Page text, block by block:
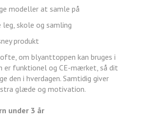
modeller at samle på
leg, skole og samling
produkt
om blyanttoppen kan bruges i
er funktionel og CE-mærket, så dit
den i hverdagen. Samtidig giver
glæde og motivation.
under 3 år